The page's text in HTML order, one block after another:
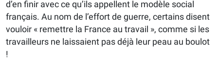
d’en finir avec ce qu’ils appellent le modèle social
français. Au nom de l’effort de guerre, certains disent
vouloir « remettre la France au travail », comme si les
travailleurs ne laissaient pas déjà leur peau au boulot
!